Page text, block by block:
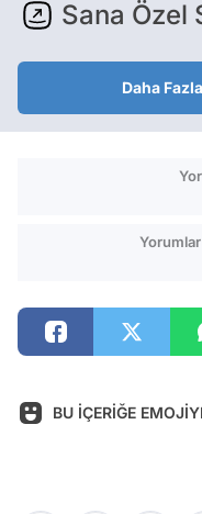
Sana Özel
Daha
BU İÇERİĞE